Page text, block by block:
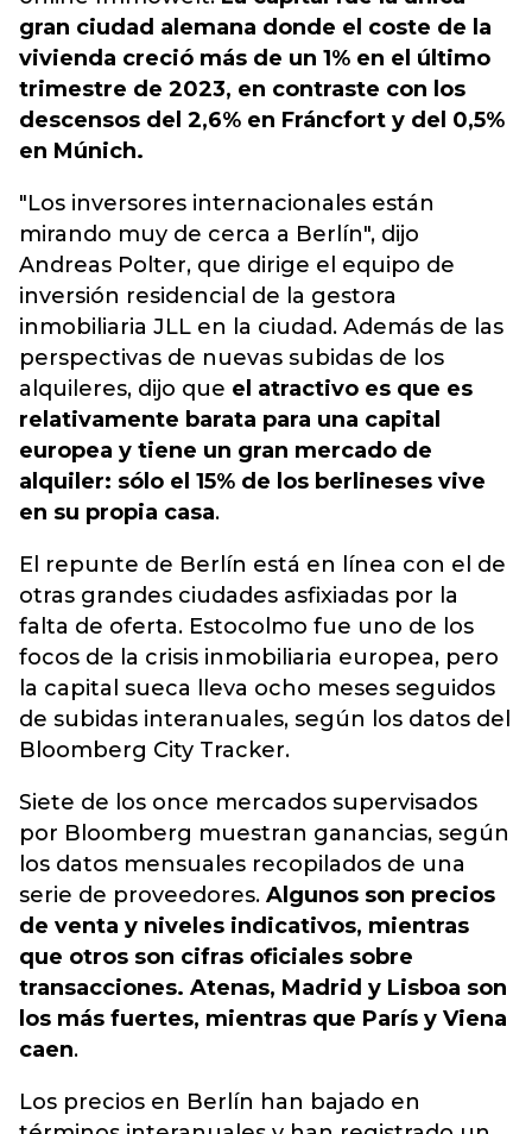
gran ciudad alemana donde el coste de la
vivienda creció más de un 1% en el último
trimestre de 2023, en contraste con los
descensos del 2,6% en Fráncfort y del 0,5%
en Múnich.
"Los inversores internacionales están
mirando muy de cerca a Berlín", dijo
Andreas Polter, que dirige el equipo de
inversión residencial de la gestora
inmobiliaria JLL en la ciudad. Además de las
perspectivas de nuevas subidas de los
alquileres, dijo que el atractivo es que es
relativamente barata para una capital
europea y tiene un gran mercado de
alquiler: sólo el 15% de los berlineses vive
en su propia casa.
El repunte de Berlín está en línea con el de
otras grandes ciudades asfixiadas por la
falta de oferta. Estocolmo fue uno de los
focos de la crisis inmobiliaria europea, pero
la capital sueca lleva ocho meses seguidos
de subidas interanuales, según los datos del
Bloomberg City Tracker.
Siete de los once mercados supervisados
por Bloomberg muestran ganancias, según
los datos mensuales recopilados de una
serie de proveedores. Algunos son precios
de venta y niveles indicativos, mientras
que otros son cifras oficiales sobre
transacciones. Atenas, Madrid y Lisboa son
los más fuertes, mientras que París y Viena
caen.
Los precios en Berlín han bajado en